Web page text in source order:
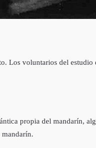
Los voluntarios del estudio
propia del mandarín,